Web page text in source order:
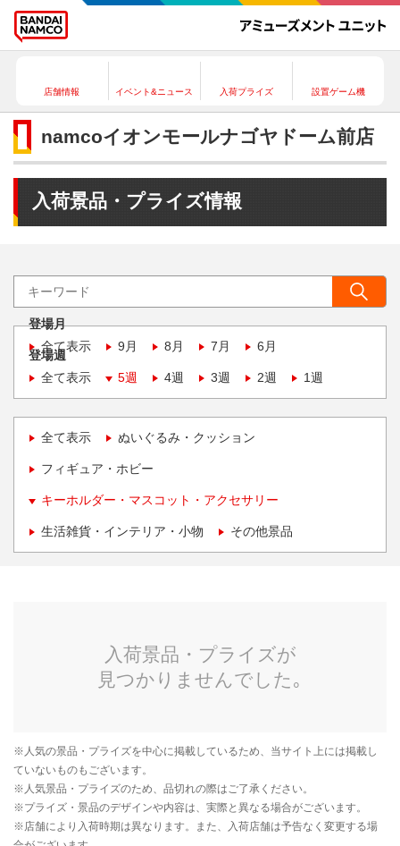
店舗情報 イベント&ニュース 入荷プライズ 設置ゲーム機
namcoイオンモールナゴヤドーム前店
入荷景品・プライズ情報
登場月
全て表示
9月 8月 7月 6月
登場週
全て表示
5週 4週 3週 2週 1週
全て表示 ぬいぐるみ・クッション
フィギュア・ホビー
キーホルダー・マスコット・アクセサリー
生活雑貨・インテリア・小物 その他景品